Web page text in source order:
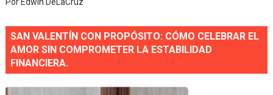
SAN VALENTÍN CON PROPÓSITO: CÓMO CELEBRAR EL
AMOR SIN COMPROMETER LA ESTABILIDAD
FINANCIERA.